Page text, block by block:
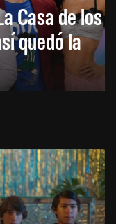
Casa de los
quedó la